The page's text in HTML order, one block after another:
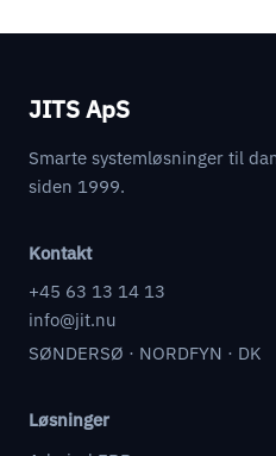
JITS ApS
Smarte systemløsninger til
siden 1999.
Kontakt
+45 63 13 14 13
info@jit.nu
SØNDERSØ · NORDFYN · DK
Løsninger